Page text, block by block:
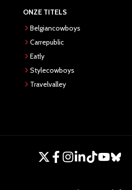
ONZE TITELS
Belgiancowboys
Carrepublic
Eatly
Stylecowboys
Travelvalley